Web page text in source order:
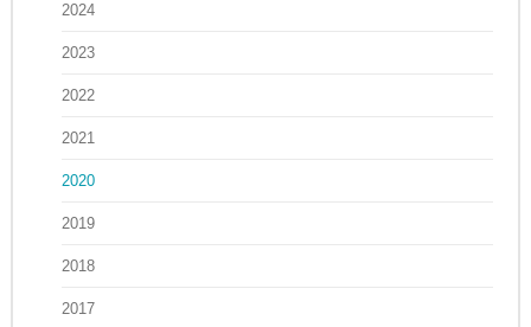
2024
2023
2022
2021
2020
2019
2018
2017